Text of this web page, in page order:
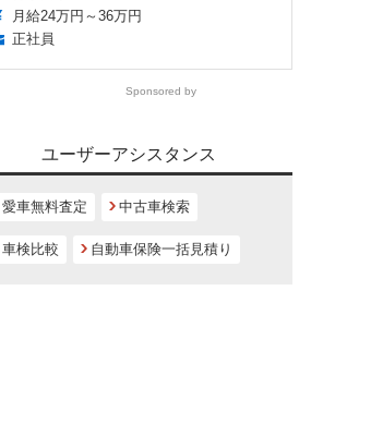
月給24万円～36万円
正社員
Sponsored by
ユーザーアシスタンス
愛車無料査定 中古車検索
車検比較 自動車保険一括見積り